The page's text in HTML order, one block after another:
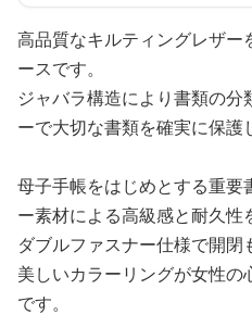
高品質なキルティングレザ
ースです。
ジャバラ構造により書類の
ーで大切な書類を確実に保護
母子手帳をはじめとする重
ー素材による高級感と耐久性
ダブルファスナー仕様で開
美しいカラーリングが女性
です。